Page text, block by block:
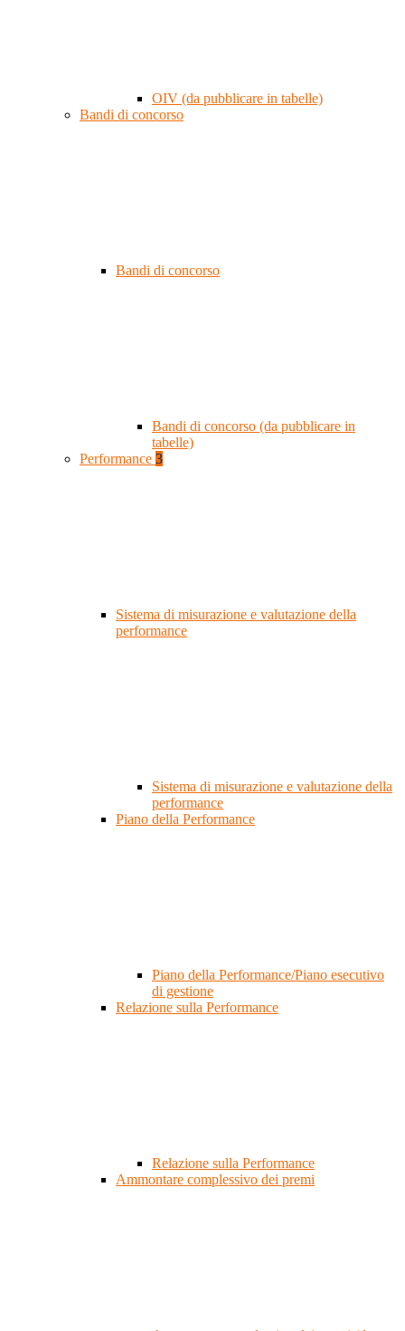
OIV (da pubblicare in tabelle)
Bandi di concorso
Bandi di concorso
Bandi di concorso (da pubblicare in
tabelle)
Performance 3
Sistema di misurazione e valutazione della
performance
Sistema di misurazione e valutazione della
performance
Piano della Performance
Piano della Performance/Piano esecutivo
di gestione
Relazione sulla Performance
Relazione sulla Performance
Ammontare complessivo dei premi